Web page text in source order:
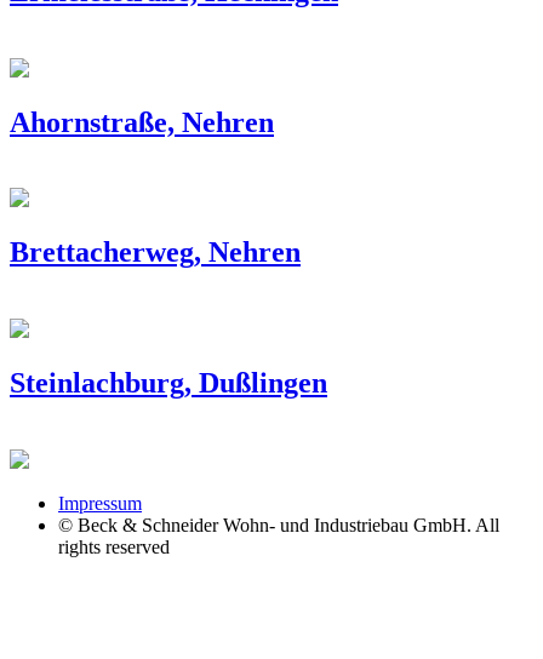
Ahornstraße, Nehren
Brettacherweg, Nehren
Steinlachburg, Dußlingen
Impressum
© Beck & Schneider Wohn- und Industriebau GmbH. All
rights reserved